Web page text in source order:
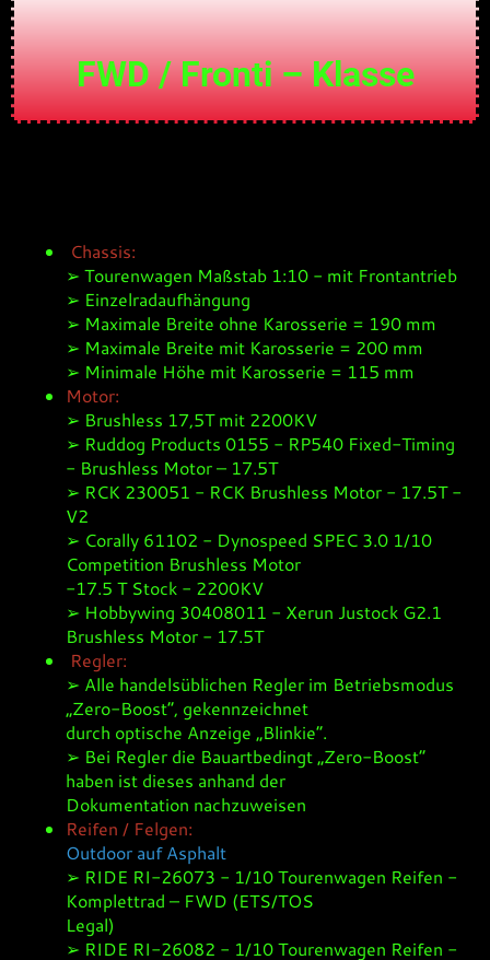
FWD / Fronti – Klasse
Chassis:
➢ Tourenwagen Maßstab 1:10 - mit Frontantrieb
➢ Einzelradaufhängung
➢ Maximale Breite ohne Karosserie = 190 mm
➢ Maximale Breite mit Karosserie = 200 mm
➢ Minimale Höhe mit Karosserie = 115 mm
Motor:
➢ Brushless 17,5T mit 2200KV
➢ Ruddog Products 0155 - RP540 Fixed-Timing
- Brushless Motor – 17.5T
➢ RCK 230051 - RCK Brushless Motor - 17.5T -
V2
➢ Corally 61102 - Dynospeed SPEC 3.0 1/10
Competition Brushless Motor
-17.5 T Stock - 2200KV
➢ Hobbywing 30408011 - Xerun Justock G2.1
Brushless Motor - 17.5T
Regler:
➢ Alle handelsüblichen Regler im Betriebsmodus
„Zero-Boost“, gekennzeichnet
durch optische Anzeige „Blinkie“.
➢ Bei Regler die Bauartbedingt „Zero-Boost“
haben ist dieses anhand der
Dokumentation nachzuweisen
Reifen / Felgen:
Outdoor auf Asphalt
➢ RIDE RI-26073 - 1/10 Tourenwagen Reifen -
Komplettrad – FWD (ETS/TOS
Legal)
➢ RIDE RI-26082 - 1/10 Tourenwagen Reifen -